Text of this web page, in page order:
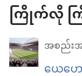
ကြိုက်လို ကြို
အစည်းအ
ယေဟ